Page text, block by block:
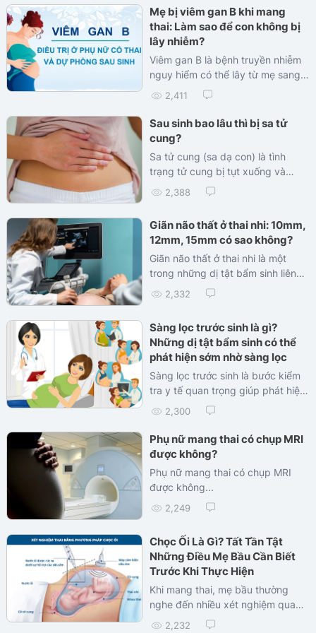
tử cung có thực sự ảnh hưởng
đến thai kỳ không? Bài viết này sẽ
giúp bạn hiểu rõ hơn về tình trạng
này và cách quản lý để có một
thai kỳ khỏe mạnh.
Mẹ bị viêm gan B khi mang
thai: Làm sao để con không bị
lây nhiễm?
Viêm gan B là bệnh truyền nhiễm
nguy hiểm có thể lây từ mẹ sang
con. Tuy nhiên, mẹ bầu hoàn toàn
có thể kiểm soát được nguy cơ
này nếu được tư vấn và can thiệp
kịp thời. Vậy mẹ bị viêm gan B nên
làm gì để con không bị? Cùng tìm
hiểu lời khuyên từ chuyên gia và
các khuyến cáo mới nhất từ Bộ Y
tế.
2,411
Sau sinh bao lâu thì bị sa tử
cung?
Sa tử cung (sa dạ con) là tình
trạng tử cung bị tụt xuống và
thậm chí có thể lộ ra ngoài âm
đạo...
2,388
Giãn não thất ở thai nhi: 10mm,
12mm, 15mm có sao không?
Giãn não thất ở thai nhi là một
trong những dị tật bẩm sinh liên
quan đến hệ thần kinh khiến nhiều
mẹ bầu lo lắng. Bài viết dưới đây
thai nhi là gì? Có nguy hiểm
không? Nguyên nhân do đâu và
cần làm gì khi thai nhi bị giãn não
thất?
2,332
Sàng lọc trước sinh là gì?
Những dị tật bẩm sinh có thể
phát hiện sớm nhờ sàng lọc
Sàng lọc trước sinh là bước kiểm
tra y tế quan trọng giúp phát hiện
sớm các bất thường di truyền và
dị tật bẩm sinh ở thai nhi ngay từ
trong bụng mẹ. Nhờ đó, bố mẹ có
thể chủ động theo dõi, điều trị
hoặc can thiệp kịp thời nếu cần
thiết.
2,300
Phụ nữ mang thai có chụp MRI
được không?
Phụ nữ mang thai có chụp MRI
được không...
2,249
Chọc Ối Là Gì? Tất Tần Tật
Những Điều Mẹ Bầu Cần Biết
Trước Khi Thực Hiện
Khi mang thai, mẹ bầu thường
nghe đến nhiều xét nghiệm quan
trọng để kiểm tra sức khỏe thai
2,232